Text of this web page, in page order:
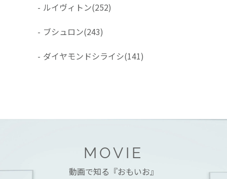
- ルイヴィトン(252)
- ブシュロン(243)
- ダイヤモンドシライシ(141)
MOVIE
動画で知る『おもいお』